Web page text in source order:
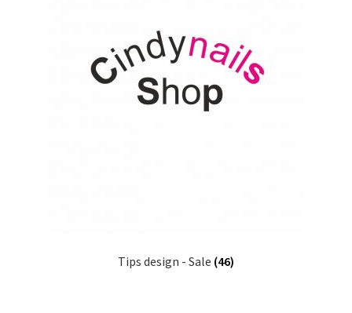
Tips design - Sale (46)